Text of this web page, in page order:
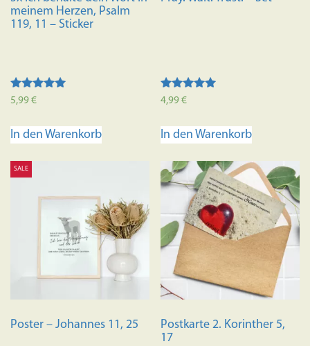
meinem Herzen, Psalm
119, 11 – Sticker
Bewertet mit
5,99€
In den Warenkorb
Bewertet mit
4,99€
In den Warenkorb
SALE
Poster – Johannes 11, 25
Postkarte 2. Korinther 5,
17